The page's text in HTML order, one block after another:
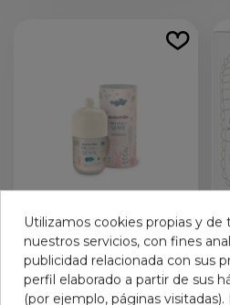
SUAVINEX BABY
COLOGNE SENSE 1
BOTELLA 100 ML
13,95 €
Utilizamos cookies propias y de
nuestros servicios, con fines
publicidad relacionada con sus
perfil elaborado a partir de sus
(por ejemplo, páginas visitadas).